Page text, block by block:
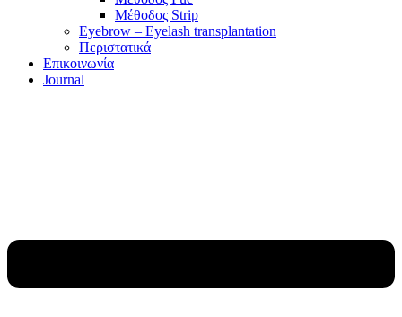
Μέθοδος Strip
Eyebrow – Eyelash transplantation
Περιστατικά
Επικοινωνία
Journal